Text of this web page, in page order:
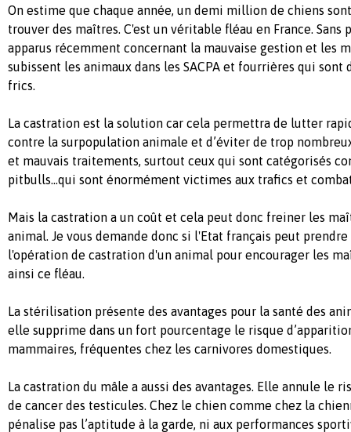
On estime que chaque année, un demi million de chiens
trouver des maîtres. C'est un véritable fléau en France. Sans
apparus récemment concernant la mauvaise gestion et les
subissent les animaux dans les SACPA et fourrières qui sont
frics.
La castration est la solution car cela permettra de lutter
contre la surpopulation animale et d’éviter de trop
et mauvais traitements, surtout ceux qui sont catégorisés
pitbulls...qui sont énormément victimes aux trafics et
Mais la castration a un coût et cela peut donc freiner les
animal. Je vous demande donc si l'Etat français peut
l'opération de castration d'un animal pour encourager les
ainsi ce fléau.
La stérilisation présente des avantages pour la santé des
elle supprime dans un fort pourcentage le risque
mammaires, fréquentes chez les carnivores domestiques.
La castration du mâle a aussi des avantages. Elle annule le
de cancer des testicules. Chez le chien comme chez la
pénalise pas l’aptitude à la garde, ni aux performances